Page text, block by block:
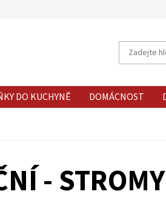
DO KUCHYNĚ DOMÁCNOST
-